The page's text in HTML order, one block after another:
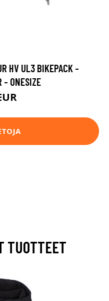
HV UL3 BIKEPACK -
- ONESIZE
TUOTTEET